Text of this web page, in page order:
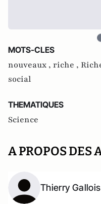
MOTS-CLES
nouveaux , riche ,
social
THEMATIQUES
Science
A PROPOS DES
Thierry Gallois